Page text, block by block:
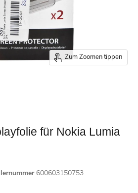
Zum Zoomen tippen
für Nokia Lumia
600603150753